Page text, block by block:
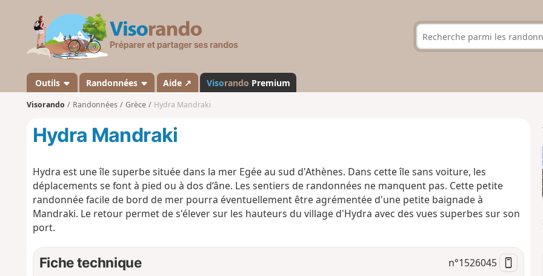
s
a
n
Outils Randonnées Aide ↗ Visorando Premium
Visorando Randonnées Grèce Hydra Mandraki
Hydra Mandraki
Hydra est une île superbe située dans la mer Egée au sud d'Athènes. Dans cette île sans voiture, les
déplacements se font à pied ou à dos d’âne. Les sentiers de randonnées ne manquent pas. Cette petite
randonnée facile de bord de mer pourra éventuellement être agrémentée d'une petite baignade à
Mandraki. Le retour permet de s'élever sur les hauteurs du village d'Hydra avec des vues superbes sur son
port.
Fiche technique n°1526045